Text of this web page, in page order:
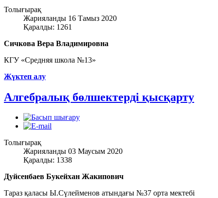
Толығырақ
Жарияланды 16 Тамыз 2020
Қаралды: 1261
Сичкова Вера Владимировна
КГУ «Средняя школа №13»
Жүктеп алу
Алгебралық бөлшектерді қысқарту
Толығырақ
Жарияланды 03 Маусым 2020
Қаралды: 1338
Дуйсенбаев Букейхан Жакипович
Тараз қаласы Ы.Сүлейменов атындағы №37 орта мектебі